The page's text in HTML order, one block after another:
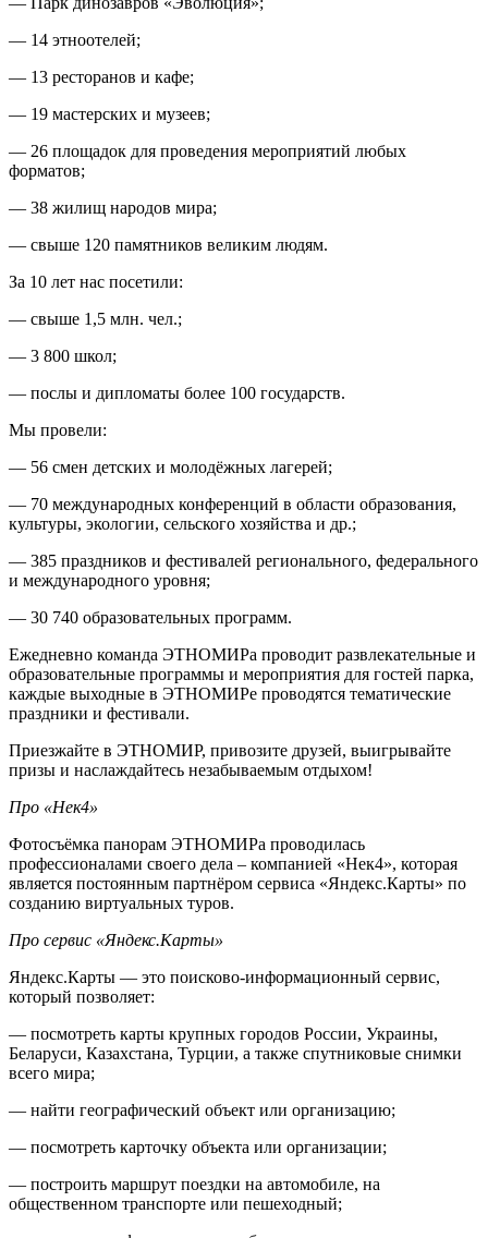
— 14 этноотелей;
— 13 ресторанов и кафе;
— 19 мастерских и музеев;
— 26 площадок для проведения мероприятий любых
форматов;
— 38 жилищ народов мира;
— свыше 120 памятников великим людям.
За 10 лет нас посетили:
— свыше 1,5 млн. чел.;
— 3 800 школ;
— послы и дипломаты более 100 государств.
Мы провели:
— 56 смен детских и молодёжных лагерей;
— 70 международных конференций в области образования,
культуры, экологии, сельского хозяйства и др.;
— 385 праздников и фестивалей регионального, федерального
и международного уровня;
— 30 740 образовательных программ.
Ежедневно команда ЭТНОМИРа проводит развлекательные и
образовательные программы и мероприятия для гостей парка,
каждые выходные в ЭТНОМИРе проводятся тематические
праздники и фестивали.
Приезжайте в ЭТНОМИР, привозите друзей, выигрывайте
призы и наслаждайтесь незабываемым отдыхом!
Про «Нек4»
Фотосъёмка панорам ЭТНОМИРа проводилась
профессионалами своего дела – компанией «Нек4», которая
является постоянным партнёром сервиса «Яндекс.Карты» по
созданию виртуальных туров.
Про сервис «Яндекс.Карты»
Яндекс.Карты — это поисково-информационный сервис,
который позволяет:
— посмотреть карты крупных городов России, Украины,
Беларуси, Казахстана, Турции, а также спутниковые снимки
всего мира;
— найти географический объект или организацию;
— посмотреть карточку объекта или организации;
— построить маршрут поездки на автомобиле, на
общественном транспорте или пешеходный;